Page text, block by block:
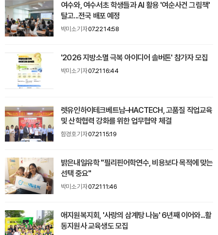
여수와, 여수서초 학생들과 AI 활용 '여순사건 그림책'
탈고...전국 배포 예정
박미소 기자07.22 14:58
'2026 지방소멸 극복 아이디어 솔버톤' 참가자 모집
박미소 기자07.21 16:44
렛유인하이테크베트남–HACTECH, 고품질 직업교육
및 산학협력 강화를 위한 업무협약 체결
함경호 기자07.21 15:19
밝은내일유학 "필리핀어학연수, 비용보다 목적에 맞는
선택 중요"
박미소 기자07.21 11:46
애지원복지회, '사랑의 삼계탕 나눔' 6년째 이어와...활
동지원사 교육생도 모집